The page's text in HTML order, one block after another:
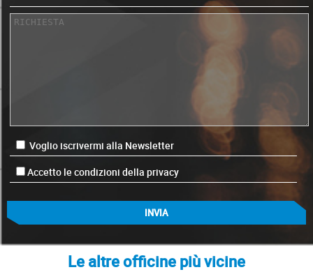
Voglio iscrivermi alla Newsletter
Accetto le condizioni della privacy
Le altre officine più vicine